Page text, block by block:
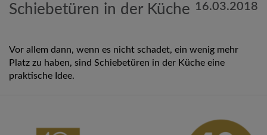
Schiebetüren in der Küche 16.03.2018
Vor allem dann, wenn es nicht schadet, ein wenig mehr
Platz zu haben, sind Schiebetüren in der Küche eine
praktische Idee.